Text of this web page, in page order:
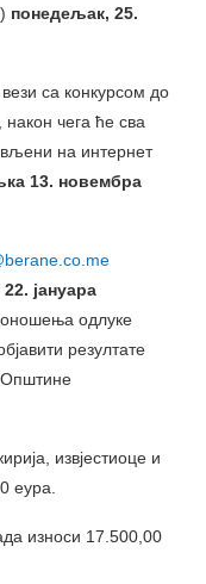
понедељак, 25.
са конкурсом до
, након чега ће сва
на интернет
13. новембра
22. јануара
одлуке
резултате
Општине
извјестиоце и
еура.
износи 17.500,00